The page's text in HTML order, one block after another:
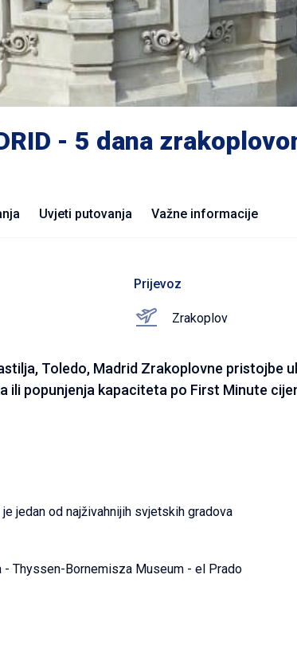
- 5 dana
Uvjeti putovanja Važne informacije
Prijevoz
Zrakoplov
Toledo, Madrid Zrakoplovne pristojbe
ili popunjenja kapaciteta po First Minute
jedan od najživahnijih svjetskih gradova
Thyssen-Bornemisza Museum - el Prado